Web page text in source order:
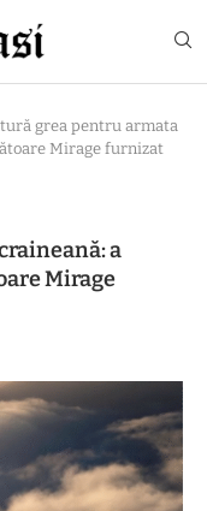
grea pentru armata
Mirage furnizat
a
Mirage